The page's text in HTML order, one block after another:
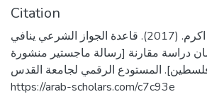
Citation
ابوهاشم، بشار اكرم. (2017). قاعدة الجواز الشرعي ينافي
دراسة مقارنة [رسالة ماجستير منشورة،
المستودع الرقمي لجامعة القدس.
https://arab-scholars.com/c7c93e